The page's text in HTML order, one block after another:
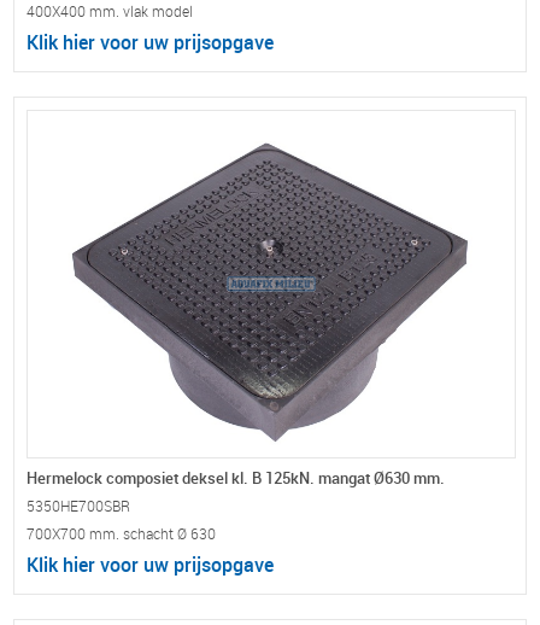
400X400 mm. vlak model
Klik hier voor uw prijsopgave
Hermelock composiet deksel kl. B 125kN. mangat Ø630 mm.
5350HE700SBR
700X700 mm. schacht Ø 630
Klik hier voor uw prijsopgave